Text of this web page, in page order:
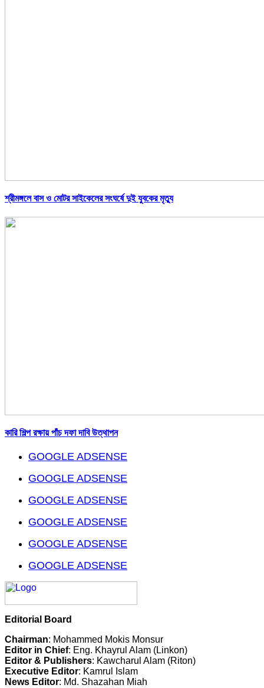
শ্রীমঙ্গলে বাস ও মোটর সাইকেলের সংঘর্ষে দুই যুবকের মৃত্যু
কারি শিল্প রক্ষায় পাঁচ দফা দাবি উত্থাপন
GOOGLE ADSENSE
GOOGLE ADSENSE
GOOGLE ADSENSE
GOOGLE ADSENSE
GOOGLE ADSENSE
GOOGLE ADSENSE
Editorial Board
Chairman: Mohammed Mokis Monsur
Editor in Chief: Eng. Khayrul Alam (Linkon)
Editor & Publishers: Kawcharul Alam (Riton)
Executive Editor: Kamrul Islam
News Editor: Md. Shazahan Miah